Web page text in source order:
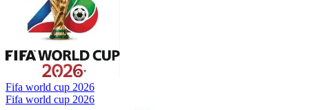
Fifa world cup 2026
Fifa world cup 2026